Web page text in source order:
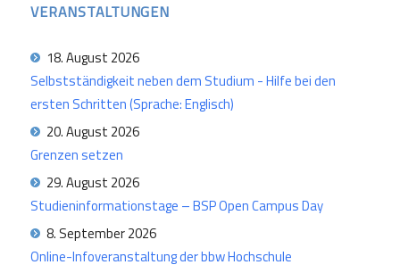
VERANSTALTUNGEN
18. August 2026
Selbstständigkeit neben dem Studium - Hilfe bei den
ersten Schritten (Sprache: Englisch)
20. August 2026
Grenzen setzen
29. August 2026
Studieninformationstage – BSP Open Campus Day
8. September 2026
Online-Infoveranstaltung der bbw Hochschule